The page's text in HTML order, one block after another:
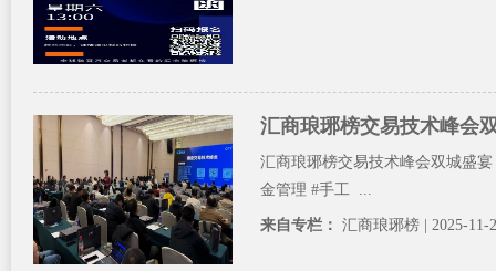
汇商琅琊榜交易技术峰会
汇商琅琊榜交易技术峰会双城盛
金管理 #手工 ...
来自专栏： 汇商琅琊榜 | 2025-11-